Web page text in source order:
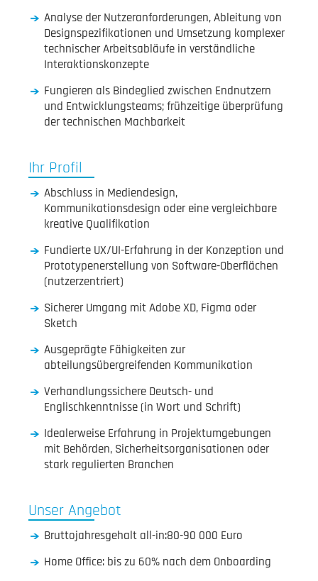
Analyse der Nutzeranforderungen, Ableitung von
Designspezifikationen und Umsetzung komplexer
technischer Arbeitsabläufe in verständliche
Interaktionskonzepte
Fungieren als Bindeglied zwischen Endnutzern
und Entwicklungsteams; frühzeitige überprüfung
der technischen Machbarkeit
Ihr Profil
Abschluss in Mediendesign,
Kommunikationsdesign oder eine vergleichbare
kreative Qualifikation
Fundierte UX/UI-Erfahrung in der Konzeption und
Prototypenerstellung von Software-Oberflächen
(nutzerzentriert)
Sicherer Umgang mit Adobe XD, Figma oder
Sketch
Ausgeprägte Fähigkeiten zur
abteilungsübergreifenden Kommunikation
Verhandlungssichere Deutsch- und
Englischkenntnisse (in Wort und Schrift)
Idealerweise Erfahrung in Projektumgebungen
mit Behörden, Sicherheitsorganisationen oder
stark regulierten Branchen
Unser Angebot
Bruttojahresgehalt all-in:80-90 000 Euro
Home Office: bis zu 60% nach dem Onboarding